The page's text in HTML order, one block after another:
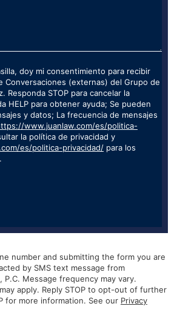
doy mi consentimiento para recibir
Conversaciones (externas) del Grupo de
Responda STOP para cancelar la
HELP para obtener ayuda; Se pueden
y datos; La frecuencia de mensajes
www.juanlaw.com/es/politica-
la política de privacidad y
es/politica-privacidad/ para los
number and submitting the form you are
by SMS text message from
P.C. Message frequency may vary.
apply. Reply STOP to opt-out of further
for more information. See our Privacy